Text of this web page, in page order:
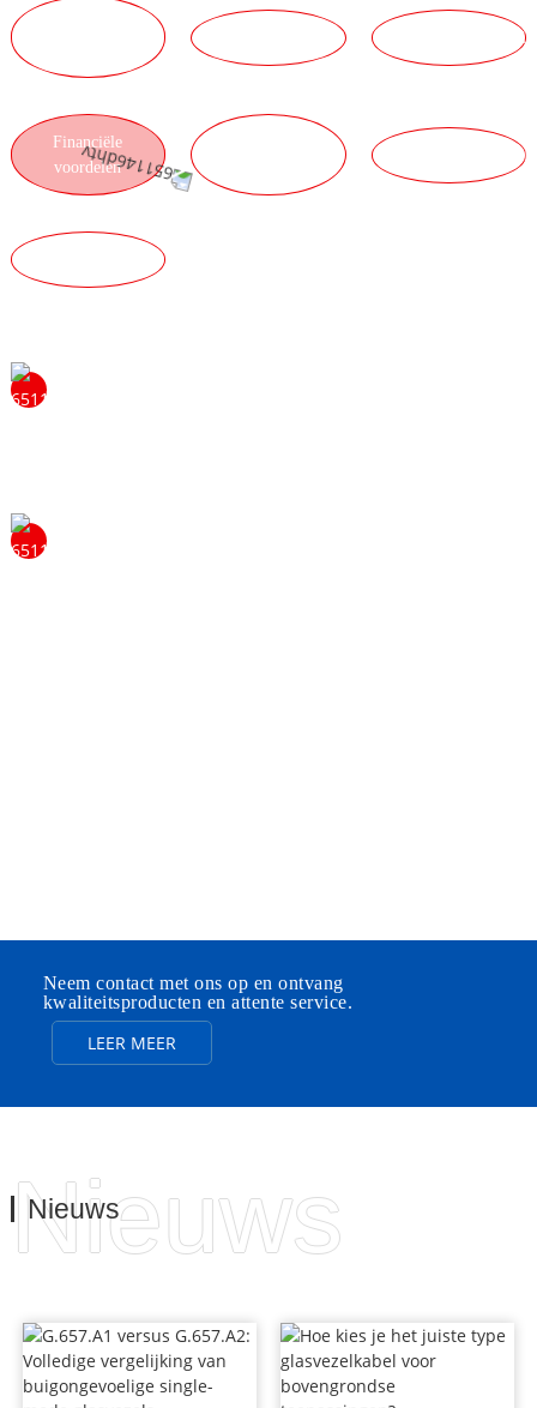
TEAMVOORDELEN
Financiële
voordelen
KWALITEITSVOORDELEN
Neem contact met ons op en ontvang
kwaliteitsproducten en attente service.
LEER MEER
Nieuws
Nieuws